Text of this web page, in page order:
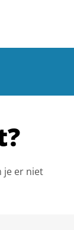
je er niet